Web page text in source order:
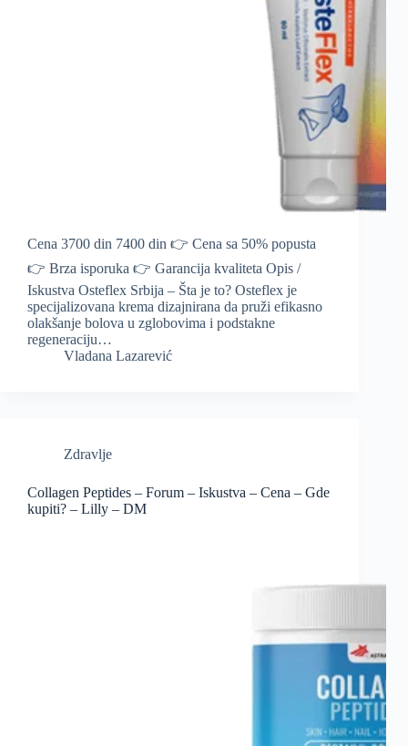
Cena 3700 din 7400 din 👉 Cena sa 50% popusta
👉 Brza isporuka 👉 Garancija kvaliteta Opis /
Iskustva Osteflex Srbija – Šta je to? Osteflex je
specijalizovana krema dizajnirana da pruži efikasno
olakšanje bolova u zglobovima i podstakne
regeneraciju…
Vladana Lazarević
Zdravlje
Collagen Peptides – Forum – Iskustva – Cena – Gde
kupiti? – Lilly – DM